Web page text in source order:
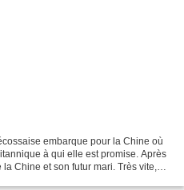
embarque pour la Chine où
à qui elle est promise. Après
Chine et son futur mari. Très vite,